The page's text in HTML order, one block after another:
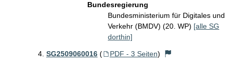
Bundesregierung
Bundesministerium für Digitales und
Verkehr (BMDV) (20. WP) [alle SG
dorthin]
SG2509060016 ( PDF - 3 Seiten)